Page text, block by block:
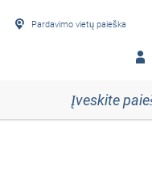
Pardavimo vietų paieška